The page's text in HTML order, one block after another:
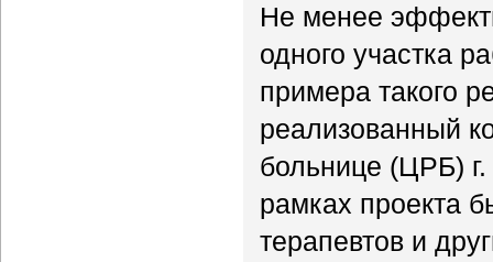
Не менее
одного участка
примера такого
реализованный
больнице (ЦРБ)
рамках проекта
терапевтов и